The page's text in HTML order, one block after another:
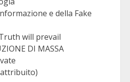
e della Fake
will prevail
DI MASSA